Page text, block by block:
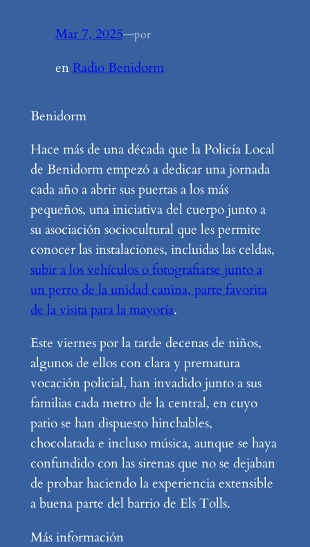
Mar 7, 2025—por
en Radio Benidorm
Benidorm
Hace más de una década que la Policía Local
de Benidorm empezó a dedicar una jornada
cada año a abrir sus puertas a los más
pequeños, una iniciativa del cuerpo junto a
su asociación sociocultural que les permite
conocer las instalaciones, incluidas las celdas,
subir a los vehículos o fotografiarse junto a
un perro de la unidad canina, parte favorita
de la visita para la mayoría.
Este viernes por la tarde decenas de niños,
algunos de ellos con clara y prematura
vocación policial, han invadido junto a sus
familias cada metro de la central, en cuyo
patio se han dispuesto hinchables,
chocolatada e incluso música, aunque se haya
confundido con las sirenas que no se dejaban
de probar haciendo la experiencia extensible
a buena parte del barrio de Els Tolls.
Más información